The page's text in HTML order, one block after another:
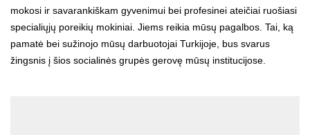
mokosi ir savarankiškam gyvenimui bei profesinei ateičiai ruošiasi
specialiųjų poreikių mokiniai. Jiems reikia mūsų pagalbos. Tai, ką
pamatė bei sužinojo mūsų darbuotojai Turkijoje, bus svarus
žingsnis į šios socialinės grupės gerovę mūsų institucijose.